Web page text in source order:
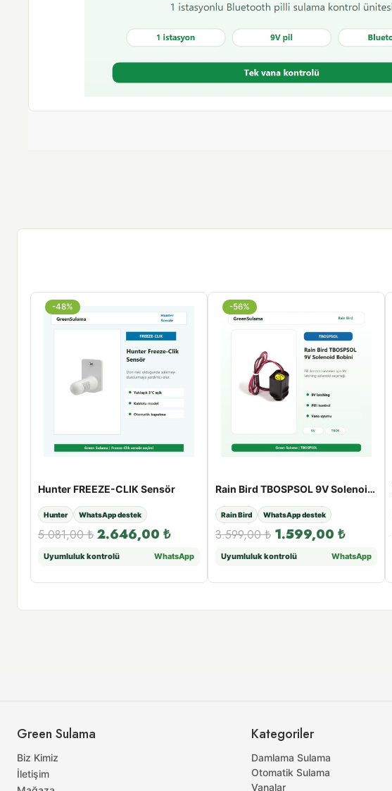
-48%
Hunter FREEZE-CLIK Sensör
Hunter WhatsApp destek
5.081,00₺ 2.646,00 ₺
Uyumluluk kontrolü WhatsApp
-56%
Rain Bird TBOSPSOL 9V Solenoid Bobini
Rain Bird WhatsApp destek
3.599,00₺ 1.599,00 ₺
Uyumluluk kontrolü WhatsApp
Green Sulama
Biz Kimiz
İletişim
Kategoriler
Damlama Sulama
Otomatik Sulama
Vanalar